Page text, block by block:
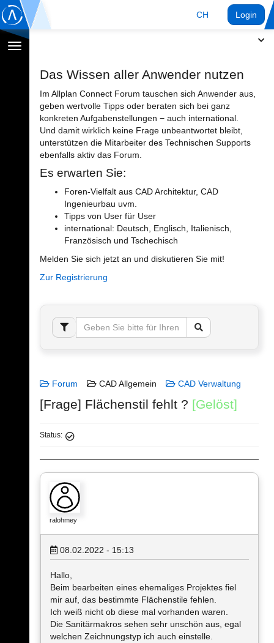
CH Login
Navigation
Das Wissen aller Anwender nutzen
Im Allplan Connect Forum tauschen sich Anwender aus,
geben wertvolle Tipps oder beraten sich bei ganz
konkreten Aufgabenstellungen − auch international.
Und damit wirklich keine Frage unbeantwortet bleibt,
unterstützen die Mitarbeiter des Technischen Supports
ebenfalls aktiv das Forum.
Es erwarten Sie:
Foren-Vielfalt aus CAD Architektur, CAD
Ingenieurbau uvm.
Tipps von User für User
international: Deutsch, Englisch, Italienisch,
Französisch und Tschechisch
Melden Sie sich jetzt an und diskutieren Sie mit!
Zur Registrierung
Forum CAD Allgemein CAD Verwaltung
[Frage] Flächenstil fehlt ? [Gelöst]
Status:
ralohmey
08.02.2022 - 15:13
Hallo,
Beim bearbeiten eines ehemaliges Projektes fiel
mir auf, das bestimmte Flächenstile fehlen.
Ich weiß nicht ob diese mal vorhanden waren.
Die Sanitärmakros sehen sehr unschön aus, egal
welchen Zeichnungstyp ich auch einstelle.